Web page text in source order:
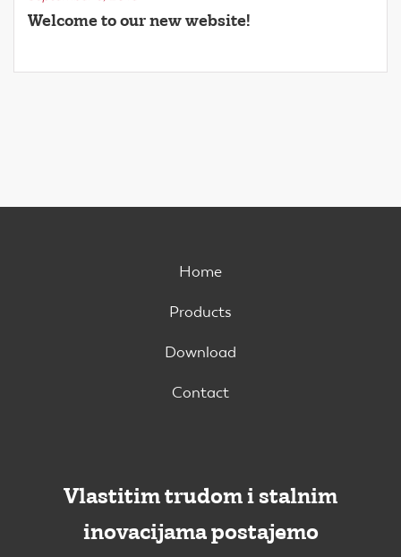
Welcome to our new website!
Home
Products
Download
Contact
Vlastitim trudom i stalnim
inovacijama postajemo